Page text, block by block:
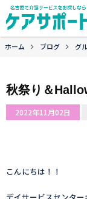
ホーム ブログ グ
秋祭り＆
2022年11月02日
こんにちは！！